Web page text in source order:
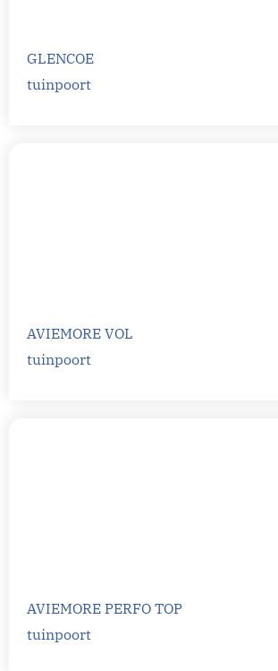
GLENCOE
tuinpoort
AVIEMORE VOL
tuinpoort
AVIEMORE PERFO TOP
tuinpoort